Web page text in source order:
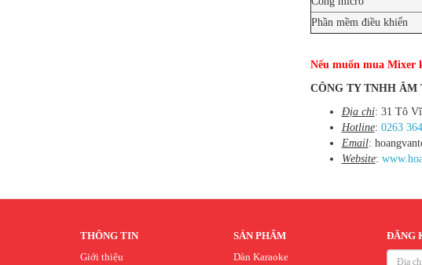
Phần mềm điều khiển
Nếu muốn mua Mixer
CÔNG TY TNHH ÂM
Địa chỉ: 31 Tô
Hotline: 0263
Email:
Website:
THÔNG TIN
Giới thiệu
SẢN PHẨM
Dàn Karaoke
ĐĂNG